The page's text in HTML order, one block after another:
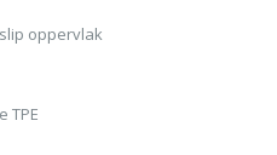
oppervlak
TPE